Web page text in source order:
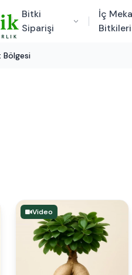
Bitki
Siparişi
İç
Bitkileri
Bölgesi
Video